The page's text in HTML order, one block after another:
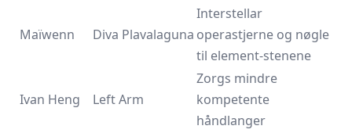
Maïwenn Diva Plavalaguna
Interstellar
operastjerne og nøgle
til element-stenene
Ivan Heng Left Arm
Zorgs mindre
kompetente
håndlanger